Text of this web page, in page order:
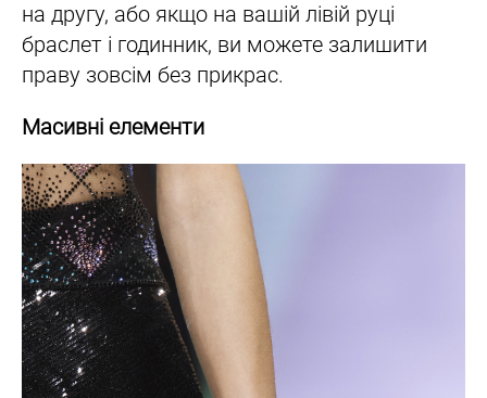
на другу, або якщо на вашій лівій руці
браслет і годинник, ви можете залишити
праву зовсім без прикрас.
Масивні елементи